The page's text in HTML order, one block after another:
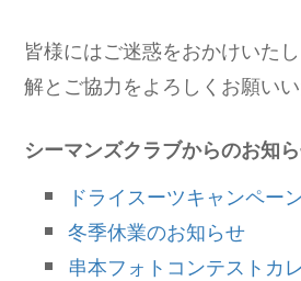
皆様にはご迷惑をおかけいた
解とご協力をよろしくお願いい
シーマンズクラブからのお知
ドライスーツキャンペー
冬季休業のお知らせ
串本フォトコンテストカ